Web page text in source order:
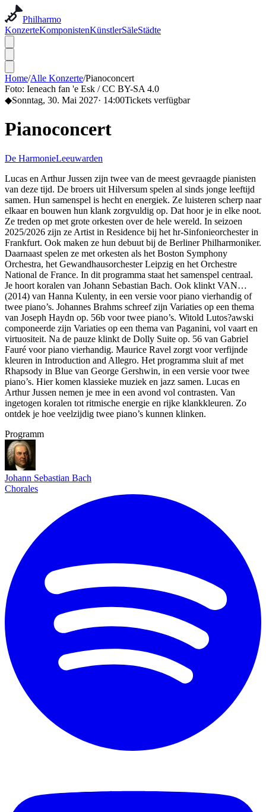
Philharmo
KonzerteKomponistenKünstlerSäleStädte
Home/Alle Konzerte/Pianoconcert
Foto: Ieneach fan 'e Esk / CC BY-SA 4.0
◆Sonntag, 30. Mai 2027· 14:00Tickets verfügbar
Pianoconcert
De HarmonieLeeuwarden
Lucas en Arthur Jussen zijn twee van de meest gevraagde pianisten
van deze tijd. De broers uit Hilversum spelen al sinds jonge leeftijd
samen. Hun samenspel is hecht en energiek. Ze luisteren scherp naar
elkaar en bouwen hun klank zorgvuldig op. Dat hoor je in elke noot.
Ze treden op met grote orkesten over de hele wereld. In seizoen
2025/2026 zijn ze Artist in Residence bij het hr-Sinfonieorchester in
Frankfurt. Ook maken ze hun debuut bij de Berliner Philharmoniker.
Daarnaast spelen ze met orkesten als het Boston Symphony
Orchestra, het Gewandhausorchester Leipzig en het Orchestre
National de France. In dit programma staat het samenspel centraal.
Je hoort koralen van Johann Sebastian Bach. Ook klinkt VAN…
(2014) van Hanna Kulenty, in een versie voor piano vierhandig of
twee piano’s. Johannes Brahms schreef zijn Variaties op een thema
van Joseph Haydn op. 56b voor twee piano’s. Witold Lutos?awski
componeerde zijn Variaties op een thema van Paganini, vol vaart en
virtuositeit. Na de pauze klinkt de Dolly Suite op. 56 van Gabriel
Fauré voor piano vierhandig. Maurice Ravel zorgt voor verfijnde
kleuren in Introduction and Allegro. Het programma sluit af met
Rhapsody in Blue van George Gershwin, in een versie voor twee
piano’s. Hier komen klassieke muziek en jazz samen. Lucas en
Arthur Jussen nemen je mee in een avond vol contrasten. Van
ingetogen koralen tot ritmische energie en rijke klankkleuren. Zo
ontdek je hoe veelzijdig twee piano’s kunnen klinken.
Programm
Johann Sebastian Bach
Chorales